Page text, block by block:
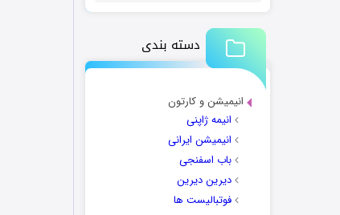
دسته بندی
انیمیشن و کارتون
انیمه ژاپنی
انیمیشن ایرانی
باب اسفنجی
دیرین دیرین
فوتبالیست ها